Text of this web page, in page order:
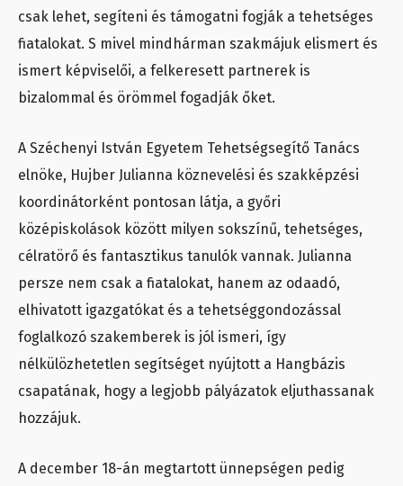
csak lehet, segíteni és támogatni fogják a tehetséges
fiatalokat. S mivel mindhárman szakmájuk elismert és
ismert képviselői, a felkeresett partnerek is
bizalommal és örömmel fogadják őket.
A Széchenyi István Egyetem Tehetségsegítő Tanács
elnöke, Hujber Julianna köznevelési és szakképzési
koordinátorként pontosan látja, a győri
középiskolások között milyen sokszínű, tehetséges,
célratörő és fantasztikus tanulók vannak. Julianna
persze nem csak a fiatalokat, hanem az odaadó,
elhivatott igazgatókat és a tehetséggondozással
foglalkozó szakemberek is jól ismeri, így
nélkülözhetetlen segítséget nyújtott a Hangbázis
csapatának, hogy a legjobb pályázatok eljuthassanak
hozzájuk.
A december 18-án megtartott ünnepségen pedig